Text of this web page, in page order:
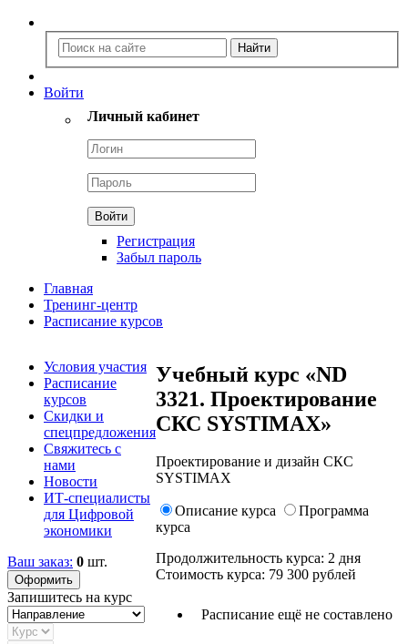
Войти
Личный кабинет
Регистрация
Забыл пароль
Главная
Тренинг-центр
Расписание курсов
Условия участия
Расписание
курсов
Скидки и
спецпредложения
Свяжитесь с
нами
Новости
ИТ-специалисты
для Цифровой
экономики
Ваш заказ: 0 шт.
Запишитесь на курс
Учебный курс «ND
3321. Проектирование
СКС SYSTIMAX»
Проектирование и дизайн СКС
SYSTIMAX
Описание курса
Программа
курса
Продолжительность курса: 2 дня
Стоимость курса: 79 300 рублей
Расписание ещё не составлено